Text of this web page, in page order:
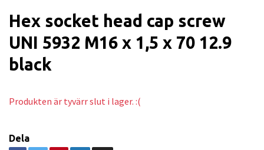
Hex socket head cap screw
UNI 5932 M16 x 1,5 x 70 12.9
black
Produkten är tyvärr slut i lager. :(
Dela